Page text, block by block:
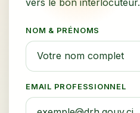
NOM & PRÉNOMS
EMAIL PROFESSIONNEL